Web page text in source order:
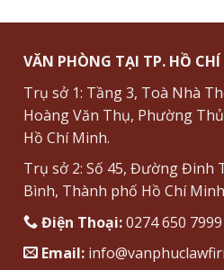
VĂN PHÒNG TẠI TP. HỒ
Trụ sở 1: Tầng 3, Toà Nhà
Hoàng Văn Thụ, Phường
Hồ Chí Minh.
Trụ sở 2: Số 45, Đường Đinh
Bình, Thành phố Hồ Chí Minh
Điện Thoại:0274 650
Email: